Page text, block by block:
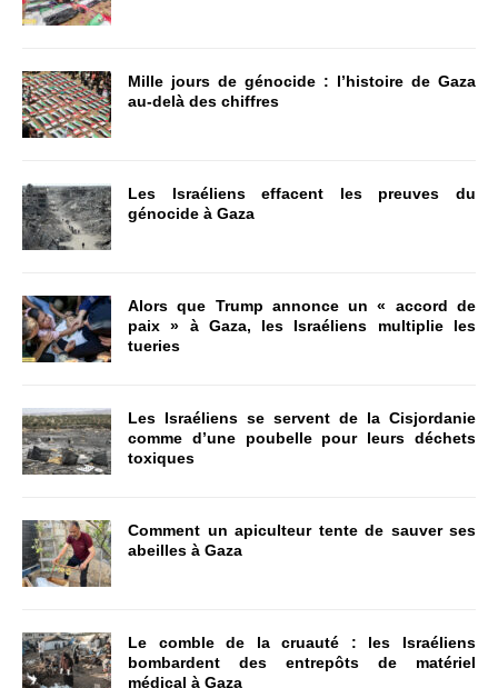
Mille jours de génocide : l’histoire de Gaza
au-delà des chiffres
Les Israéliens effacent les preuves du
génocide à Gaza
Alors que Trump annonce un « accord de
paix » à Gaza, les Israéliens multiplie les
tueries
Les Israéliens se servent de la Cisjordanie
comme d’une poubelle pour leurs déchets
toxiques
Comment un apiculteur tente de sauver ses
abeilles à Gaza
Le comble de la cruauté : les Israéliens
bombardent des entrepôts de matériel
médical à Gaza